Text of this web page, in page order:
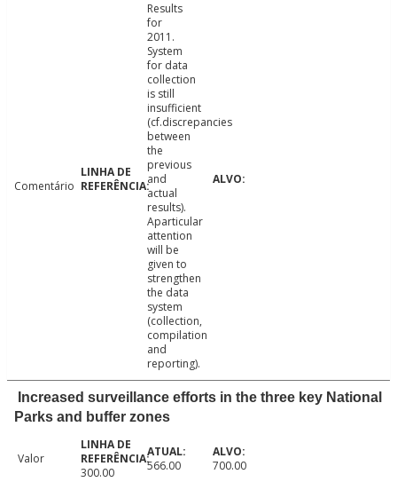
Comentário
Results
for
2011.
System
for data
collection
is still
insufficient
(cf.discrepancies
between
the
previous
and
actual
results).
Aparticular
attention
will be
given to
strengthen
the data
system
(collection,
compilation
and
reporting).
Increased surveillance efforts in the three key National
Parks and buffer zones
Valor
300.00
566.00 700.00